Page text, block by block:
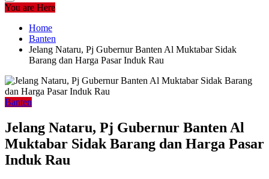
You are Here
Home
Banten
Jelang Nataru, Pj Gubernur Banten Al Muktabar Sidak
Barang dan Harga Pasar Induk Rau
Banten
Jelang Nataru, Pj Gubernur Banten Al
Muktabar Sidak Barang dan Harga Pasar
Induk Rau